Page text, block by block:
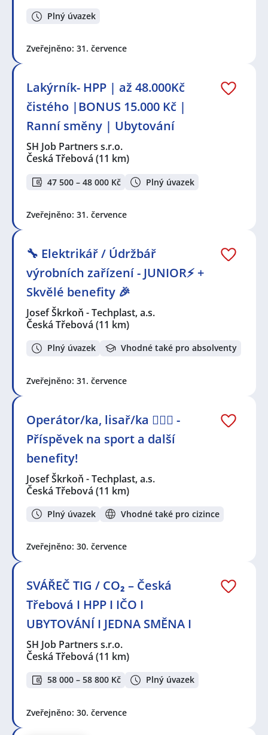
Plný úvazek
Zveřejněno: 31. července
Lakýrník- HPP | až 48.000Kč
čistého |BONUS 15.000 Kč |
Ranní směny | Ubytování
SH Job Partners s.r.o.
Česká Třebová (11 km)
47 500 – 48 000 Kč Plný úvazek
Zveřejněno: 31. července
🔧 Elektrikář / Údržbář
výrobních zařízení - JUNIOR⚡ +
Skvělé benefity 🎉
Josef Škrkoň - Techplast, a.s.
Česká Třebová (11 km)
Plný úvazek Vhodné také pro absolventy
Zveřejněno: 31. července
Operátor/ka, lisař/ka 🏋️‍♀️💪 -
Příspěvek na sport a další
benefity!
Josef Škrkoň - Techplast, a.s.
Česká Třebová (11 km)
Plný úvazek Vhodné také pro cizince
Zveřejněno: 30. července
SVÁŘEČ TIG / CO₂ – Česká
Třebová I HPP I IČO I
UBYTOVÁNÍ I JEDNA SMĚNA I
SH Job Partners s.r.o.
Česká Třebová (11 km)
58 000 – 58 800 Kč Plný úvazek
Zveřejněno: 30. července